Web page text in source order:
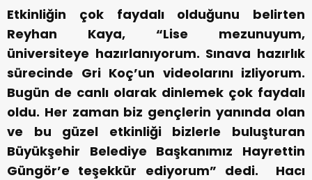
Etkinliğin çok faydalı olduğunu belirten
Reyhan Kaya, “Lise mezunuyum,
üniversiteye hazırlanıyorum. Sınava hazırlık
sürecinde Gri Koç’un videolarını izliyorum.
Bugün de canlı olarak dinlemek çok faydalı
oldu. Her zaman biz gençlerin yanında olan
ve bu güzel etkinliği bizlerle buluşturan
Büyükşehir Belediye Başkanımız Hayrettin
Güngör’e teşekkür ediyorum” dedi. Hacı